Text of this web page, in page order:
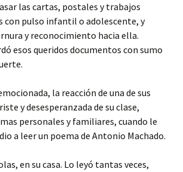
las cartas, postales y trabajos
con pulso infantil o adolescente, y
y reconocimiento hacia ella.
esos queridos documentos con sumo
la reacción de una de sus
y desesperanzada de su clase,
personales y familiares, cuando le
a leer un poema de Antonio Machado.
en su casa. Lo leyó tantas veces,